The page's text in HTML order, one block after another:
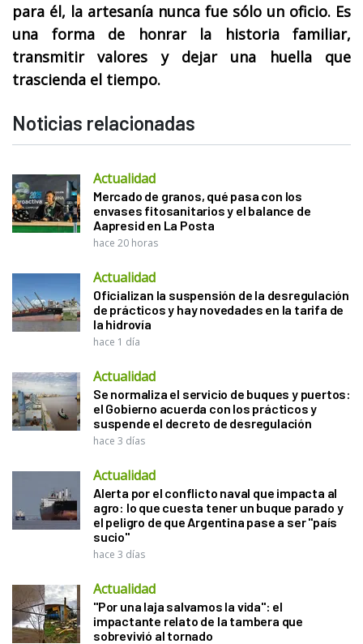
para él, la artesanía nunca fue sólo un oficio. Es
una forma de honrar la historia familiar,
transmitir valores y dejar una huella que
trascienda el tiempo.
Noticias relacionadas
Actualidad
Mercado de granos, qué pasa con los
envases fitosanitarios y el balance de
Aapresid en La Posta
hace 20 horas
Actualidad
Oficializan la suspensión de la desregulación
de prácticos y hay novedades en la tarifa de
la hidrovía
hace 1 día
Actualidad
Se normaliza el servicio de buques y puertos:
el Gobierno acuerda con los prácticos y
suspende el decreto de desregulación
hace 3 días
Actualidad
Alerta por el conflicto naval que impacta al
agro: lo que cuesta tener un buque parado y
el peligro de que Argentina pase a ser "país
sucio"
hace 3 días
Actualidad
"Por una laja salvamos la vida": el
impactante relato de la tambera que
sobrevivió al tornado